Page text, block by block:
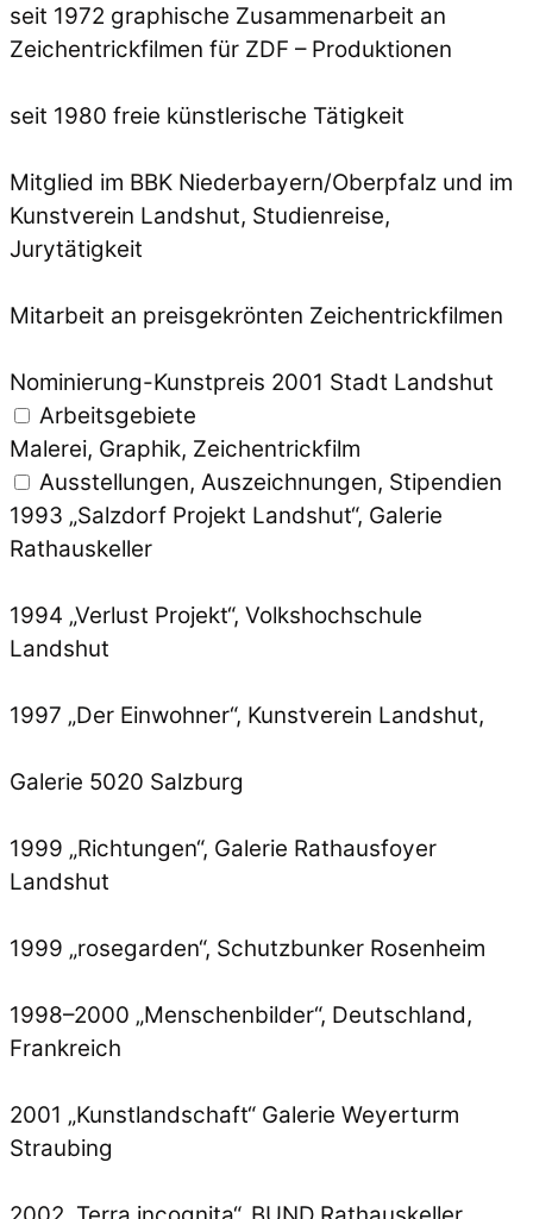
seit 1972 graphische Zusammenarbeit an
Zeichentrickfilmen für ZDF – Produktionen
seit 1980 freie künstlerische Tätigkeit
Mitglied im BBK Niederbayern/Oberpfalz und im
Kunstverein Landshut, Studienreise,
Jurytätigkeit
Mitarbeit an preisgekrönten Zeichentrickfilmen
Nominierung-Kunstpreis 2001 Stadt Landshut
Arbeitsgebiete
Malerei, Graphik, Zeichentrickfilm
Ausstellungen, Auszeichnungen, Stipendien
1993 „Salzdorf Projekt Landshut“, Galerie
Rathauskeller
1994 „Verlust Projekt“, Volkshochschule
Landshut
1997 „Der Einwohner“, Kunstverein Landshut,
Galerie 5020 Salzburg
1999 „Richtungen“, Galerie Rathausfoyer
Landshut
1999 „rosegarden“, Schutzbunker Rosenheim
1998–2000 „Menschenbilder“, Deutschland,
Frankreich
2001 „Kunstlandschaft“ Galerie Weyerturm
Straubing